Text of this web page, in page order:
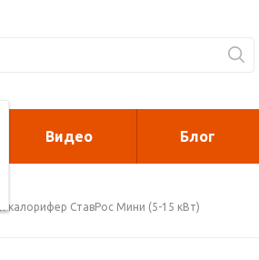
Видео Блог
калорифер СтавРос Мини (5-15 кВт)